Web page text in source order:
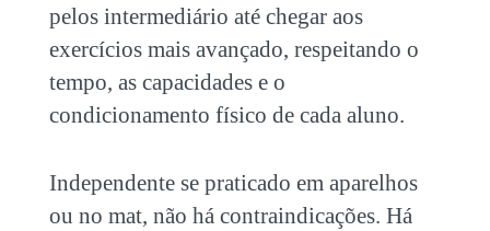
pelos intermediário até chegar aos
exercícios mais avançado, respeitando o
tempo, as capacidades e o
condicionamento físico de cada aluno.
Independente se praticado em aparelhos
ou no mat, não há contraindicações. Há